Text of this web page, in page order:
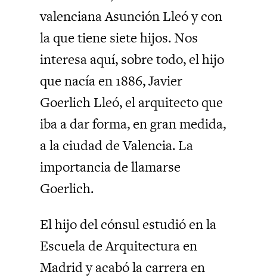
valenciana Asunción Lleó y con
la que tiene siete hijos. Nos
interesa aquí, sobre todo, el hijo
que nacía en 1886, Javier
Goerlich Lleó, el arquitecto que
iba a dar forma, en gran medida,
a la ciudad de Valencia. La
importancia de llamarse
Goerlich.
El hijo del cónsul estudió en la
Escuela de Arquitectura en
Madrid y acabó la carrera en